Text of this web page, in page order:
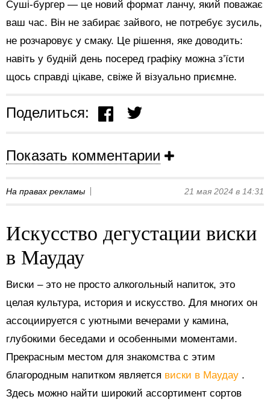
Суші-бургер — це новий формат ланчу, який поважає
ваш час. Він не забирає зайвого, не потребує зусиль,
не розчаровує у смаку. Це рішення, яке доводить:
навіть у будній день посеред графіку можна з’їсти
щось справді цікаве, свіже й візуально приємне.
Поделиться:
Показать комментарии
На правах рекламы 21 мая 2024 в 14:31
Искусство дегустации виски
в Маудау
Виски – это не просто алкогольный напиток, это
целая культура, история и искусство. Для многих он
ассоциируется с уютными вечерами у камина,
глубокими беседами и особенными моментами.
Прекрасным местом для знакомства с этим
благородным напитком является виски в Маудау .
Здесь можно найти широкий ассортимент сортов